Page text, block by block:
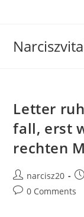
Letter
fall, erst
rechten
Post
author:
narcisz20
Post0 Comments